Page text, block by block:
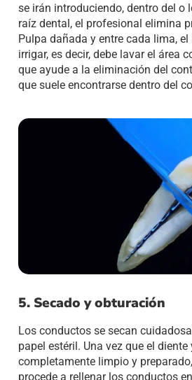
se irán introduciendo, dentro del o
raíz dental, el profesional elimina
Pulpa dañada y entre cada lima,
irrigar, es decir, debe lavar el área
que ayude a la eliminación del
que suele encontrarse dentro del
5. Secado y obturación
Los conductos se secan
papel estéril. Una vez que el diente
completamente limpio y
procede a rellenar los conductos